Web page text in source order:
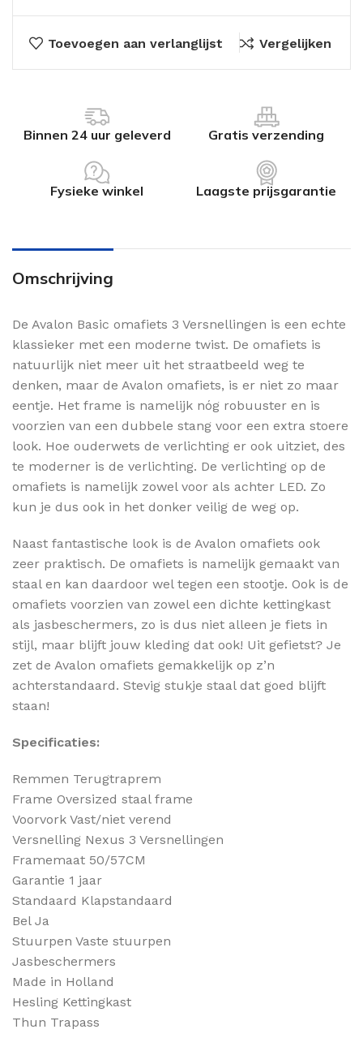
Toevoegen aan verlanglijst Vergelijken
Binnen 24 uur geleverd Gratis verzending
Fysieke winkel Laagste prijsgarantie
Omschrijving
De Avalon Basic omafiets 3 Versnellingen is een echte
klassieker met een moderne twist. De omafiets is
natuurlijk niet meer uit het straatbeeld weg te
denken, maar de Avalon omafiets, is er niet zo maar
eentje. Het frame is namelijk nóg robuuster en is
voorzien van een dubbele stang voor een extra stoere
look. Hoe ouderwets de verlichting er ook uitziet, des
te moderner is de verlichting. De verlichting op de
omafiets is namelijk zowel voor als achter LED. Zo
kun je dus ook in het donker veilig de weg op.
Naast fantastische look is de Avalon omafiets ook
zeer praktisch. De omafiets is namelijk gemaakt van
staal en kan daardoor wel tegen een stootje. Ook is de
omafiets voorzien van zowel een dichte kettingkast
als jasbeschermers, zo is dus niet alleen je fiets in
stijl, maar blijft jouw kleding dat ook! Uit gefietst? Je
zet de Avalon omafiets gemakkelijk op z’n
achterstandaard. Stevig stukje staal dat goed blijft
staan!
Specificaties:
Remmen Terugtraprem
Frame Oversized staal frame
Voorvork Vast/niet verend
Versnelling Nexus 3 Versnellingen
Framemaat 50/57CM
Garantie 1 jaar
Standaard Klapstandaard
Bel Ja
Stuurpen Vaste stuurpen
Jasbeschermers
Made in Holland
Hesling Kettingkast
Thun Trapass